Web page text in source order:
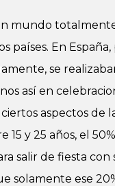
mundo
países. En
se
así en
aspectos de
15 y 25 años, el
salir de fiesta con
solamente ese